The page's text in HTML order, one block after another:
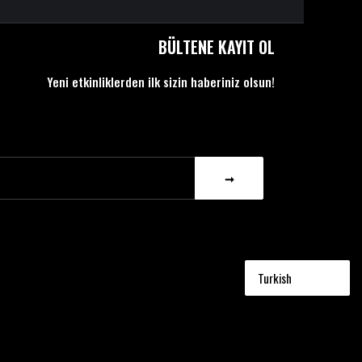
BÜLTENE KAYIT OL
Yeni etkinliklerden ilk sizin haberiniz olsun!